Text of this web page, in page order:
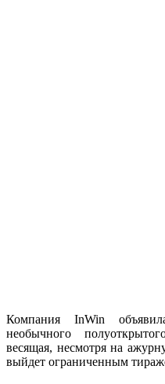
Компания InWin
необычного
весящая, несмотря на
выйдет ограниченным